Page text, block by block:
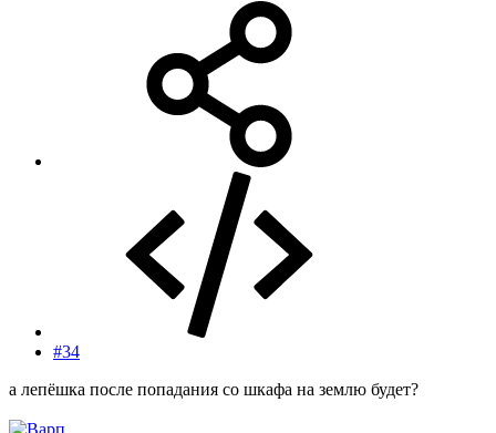
#34
а лепёшка после попадания со шкафа на землю будет?